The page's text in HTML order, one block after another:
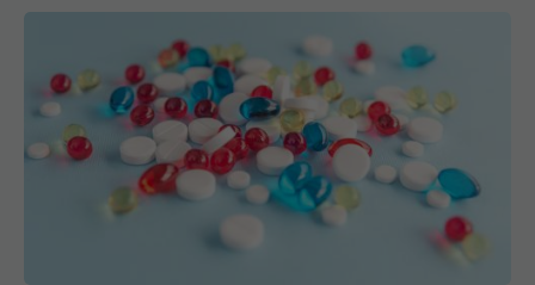
Ministerul Sănătății introduce noi medicamente în